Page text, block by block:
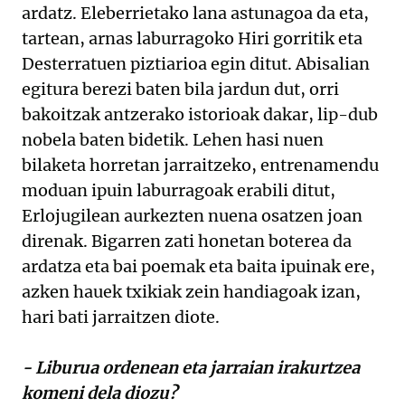
ardatz. Eleberrietako lana astunagoa da eta,
tartean, arnas laburragoko Hiri gorritik eta
Desterratuen piztiarioa egin ditut. Abisalian
egitura berezi baten bila jardun dut, orri
bakoitzak antzerako istorioak dakar, lip-dub
nobela baten bidetik. Lehen hasi nuen
bilaketa horretan jarraitzeko, entrenamendu
moduan ipuin laburragoak erabili ditut,
Erlojugilean aurkezten nuena osatzen joan
direnak. Bigarren zati honetan boterea da
ardatza eta bai poemak eta baita ipuinak ere,
azken hauek txikiak zein handiagoak izan,
hari bati jarraitzen diote.
- Liburua ordenean eta jarraian irakurtzea
komeni dela diozu?